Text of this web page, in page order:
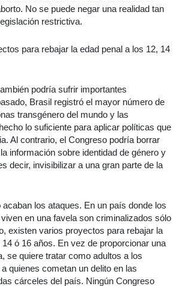
No se puede negar una realidad tan
restrictiva.
para rebajar la edad penal a los 12, 14
podría sufrir importantes
Brasil registró el mayor número de
transgénero del mundo y las
lo suficiente para aplicar políticas que
Al contrario, el Congreso podría borrar
información sobre identidad de género y
decir, invisibilizar a una gran parte de la
los ataques. En un país donde los
en una favela son criminalizados sólo
existen varios proyectos para rebajar la
ó 16 años. En vez de proporcionar una
se quiere tratar como adultos a los
quienes cometan un delito en las
cárceles del país. Ningún Congreso